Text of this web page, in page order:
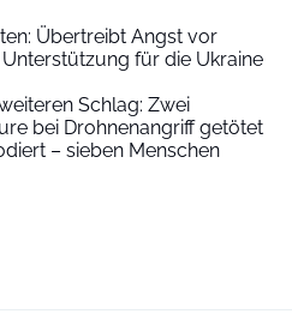
Übertreibt Angst vor
für die Ukraine
Schlag: Zwei
bei Drohnenangriff getötet
– sieben Menschen